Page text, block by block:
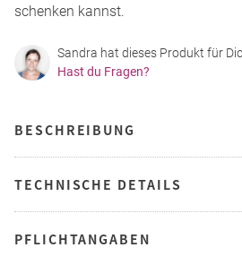
schenken kannst.
Sandra hat dieses Produkt für
Hast du Fragen?
BESCHREIBUNG
TECHNISCHE DETAILS
PFLICHTANGABEN